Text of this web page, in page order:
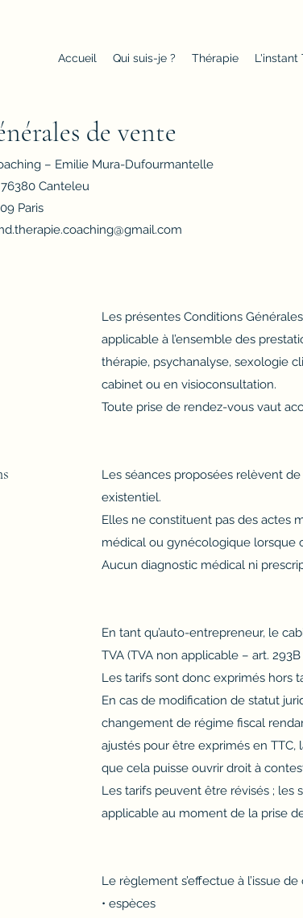
Accueil Qui suis-je ? Thérapie L'instant
de vente
– Emilie Mura-Dufourmantelle
Canteleu
Paris
Les présentes Conditions
applicable à l’ensemble des
thérapie, psychanalyse, sexologie
cabinet ou en visioconsultation.
Toute prise de rendez-vous vaut
Les séances proposées relèvent
existentiel.
Elles ne constituent pas des actes
médical ou gynécologique lorsque
Aucun diagnostic médical ni
En tant qu’auto-entrepreneur, le
TVA (TVA non applicable – art. 293B
Les tarifs sont donc exprimés hors
En cas de modification de statut
changement de régime fiscal
ajustés pour être exprimés en TTC,
que cela puisse ouvrir droit à
Les tarifs peuvent être révisés ; les
applicable au moment de la prise
Le règlement s’effectue à l’issue
• espèces